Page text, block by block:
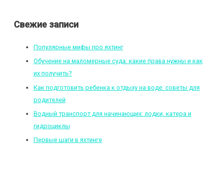
Свежие записи
Популярные мифы про яхтинг
Обучение на маломерные суда: какие права нужны и как
их получить?
Как подготовить ребенка к отдыху на воде: советы для
родителей
Водный транспорт для начинающих: лодки, катера и
гидроциклы
Первые шаги в яхтинге